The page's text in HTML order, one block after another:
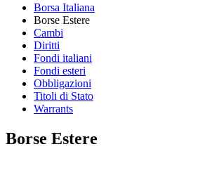
Borsa Italiana
Borse Estere
Cambi
Diritti
Fondi italiani
Fondi esteri
Obbligazioni
Titoli di Stato
Warrants
Borse Estere